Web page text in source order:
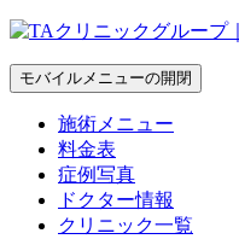
モバイルメニューの開閉
施術メニュー
料金表
症例写真
ドクター情報
クリニック一覧